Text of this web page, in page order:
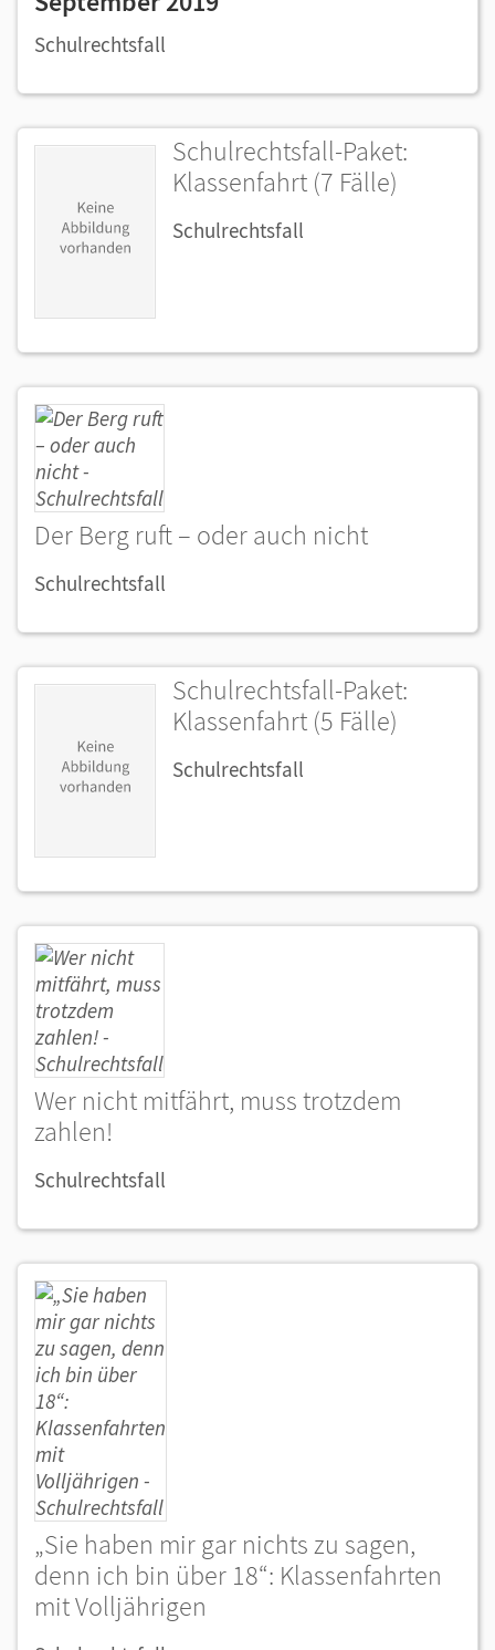
Schulrechtsfall
Schulrechtsfall-Paket:
Klassenfahrt (7 Fälle)
Schulrechtsfall
Der Berg ruft – oder auch nicht
Schulrechtsfall
Schulrechtsfall-Paket:
Klassenfahrt (5 Fälle)
Schulrechtsfall
Wer nicht mitfährt, muss trotzdem
zahlen!
Schulrechtsfall
„Sie haben mir gar nichts zu sagen,
denn ich bin über 18“: Klassenfahrten
mit Volljährigen